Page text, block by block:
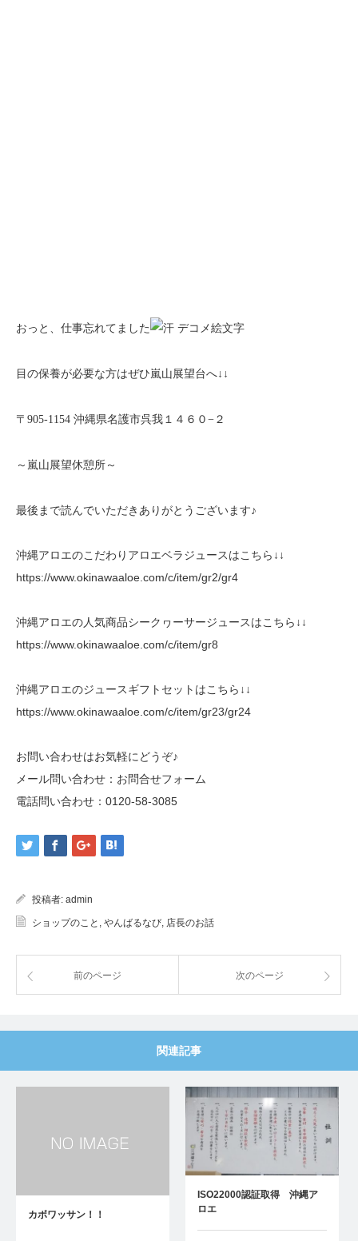
おっと、仕事忘れてました
目の保養が必要な方はぜひ嵐山展望台へ↓↓
〒905-1154 沖縄県名護市呉我１４６０−２‎
～嵐山展望休憩所～
最後まで読んでいただきありがとうございます♪
沖縄アロエのこだわりアロエベラジュースはこちら↓↓
https://www.okinawaaloe.com/c/item/gr2/gr4
沖縄アロエの人気商品シークヮーサージュースはこちら↓↓
https://www.okinawaaloe.com/c/item/gr8
沖縄アロエのジュースギフトセットはこちら↓↓
https://www.okinawaaloe.com/c/item/gr23/gr24
お問い合わせはお気軽にどうぞ♪
メール問い合わせ： お問合せフォーム
電話問い合わせ： 0120-58-3085
投稿者: admin
ショップのこと , やんばるなび, 店長のお話
前のページ 次のページ
関連記事
カボワッサン！！
ISO22000認証取得 沖縄ア
ロエ